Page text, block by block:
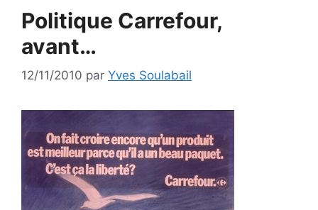
Politique Carrefour,
avant…
12/11/2010 par Yves Soulabail